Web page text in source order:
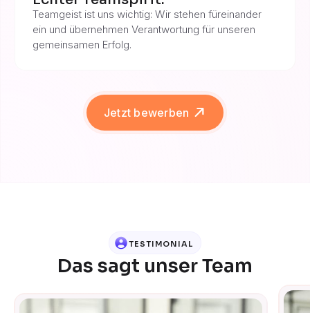
Teamgeist ist uns wichtig: Wir stehen füreinander
ein und übernehmen Verantwortung für unseren
gemeinsamen Erfolg.
Jetzt bewerben
TESTIMONIAL
Das sagt unser Team